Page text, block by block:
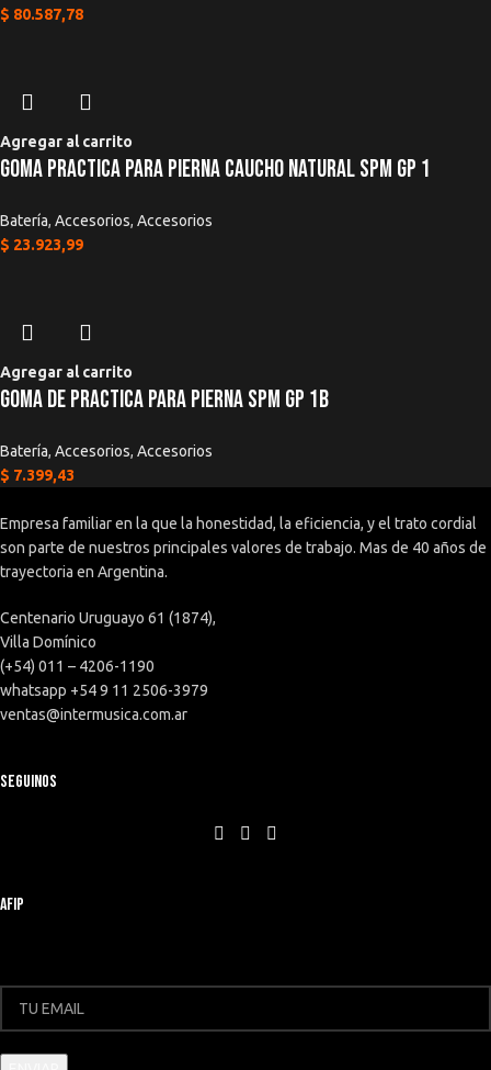
$ 80.587,78
Agregar al carrito
Goma Practica Para Pierna Caucho Natural SPM GP 1
Batería, Accesorios, Accesorios
$ 23.923,99
Agregar al carrito
Goma De Practica Para Pierna SPM GP 1b
Batería, Accesorios, Accesorios
$ 7.399,43
Empresa familiar en la que la honestidad, la eficiencia, y el trato cordial
son parte de nuestros principales valores de trabajo. Mas de 40 años de
trayectoria en Argentina.
Centenario Uruguayo 61 (1874),
Villa Domínico
(+54) 011 – 4206-1190
whatsapp +54 9 11 2506-3979
ventas@intermusica.com.ar
SEGUINOS
AFIP